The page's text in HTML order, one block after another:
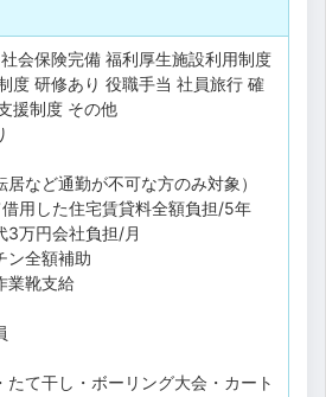
社会保険完備 福利厚生施設利用制度
度 研修あり 役職手当 社員旅行 確
援制度 その他
など通勤が不可な方のみ対象）
用した住宅賃貸料全額負担/5年
万円会社負担/月
ン全額補助
業靴支給
て干し・ボーリング大会・カート